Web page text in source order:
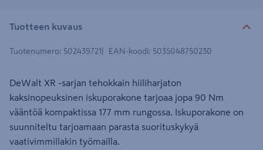
Tuotteen kuvaus
Tuotenumero: 502439721 EAN-koodi: 5035048750230
DeWalt XR -sarjan tehokkain hiiliharjaton
kaksinopeuksinen iskuporakone tarjoaa jopa 90 Nm
vääntöä kompaktissa 177 mm rungossa. Iskuporakone on
suunniteltu tarjoamaan parasta suorituskykyä
vaativimmillakin työmailla.